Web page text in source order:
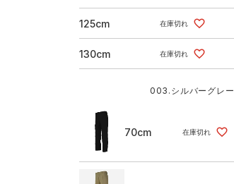
125cm 在庫切れ
130cm 在庫切れ
003.シルバーグレー
70cm 在庫切れ